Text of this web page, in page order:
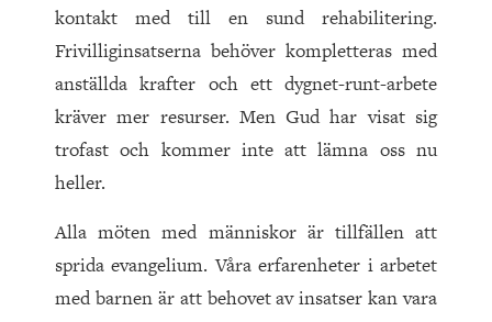
kontakt med till en sund rehabilitering.
Frivilliginsatserna behöver kompletteras med
anställda krafter och ett dygnet-runt-arbete
kräver mer resurser. Men Gud har visat sig
trofast och kommer inte att lämna oss nu
heller.
Alla möten med människor är tillfällen att
sprida evangelium. Våra erfarenheter i arbetet
med barnen är att behovet av insatser kan vara